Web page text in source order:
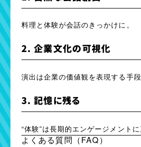
料理と体験が会話のきっかけに。
2. 企業文化の可視化
演出は企業の価値観を表現する手段
3. 記憶に残る
“体験”は長期的エンゲージメントに
よくある質問（FAQ）